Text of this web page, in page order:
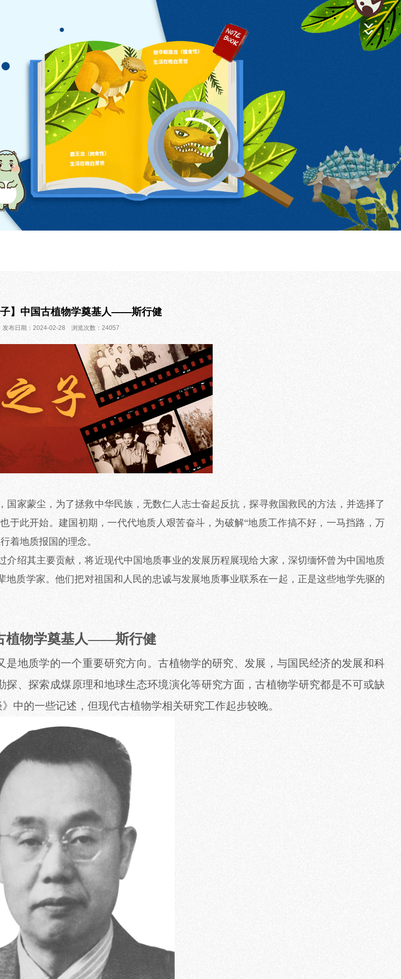
子】中国古植物学奠基人——斯行健
发布日期：2024-02-28 浏览次数：24057
家蒙尘，为了拯救中华民族，无数仁人志士奋起反抗，探寻救国救民的方法，并选择了
于此开始。 建国初期，一代代地质人艰苦奋斗，为破解“地质工作搞不好，一马挡路，万
着地质报国的理念。
介绍其主要贡献，将近现代中国地质事业的发展历程展现给大家，深切缅怀曾为中国地质
地质学家。他们把对祖国和人民的忠诚与发展地质事业联系在一起 ， 正是这些地学先驱的
植物学奠基人——斯行健
地质学的一个重要研究方向。古植物学的研究、发展，与国民经济的发展和科
、探索成煤原理和地球生态环境演化等研究方面，古植物学研究都是不可或缺
中的一些记述，但现代古植物学相关研究工作起步较晚。